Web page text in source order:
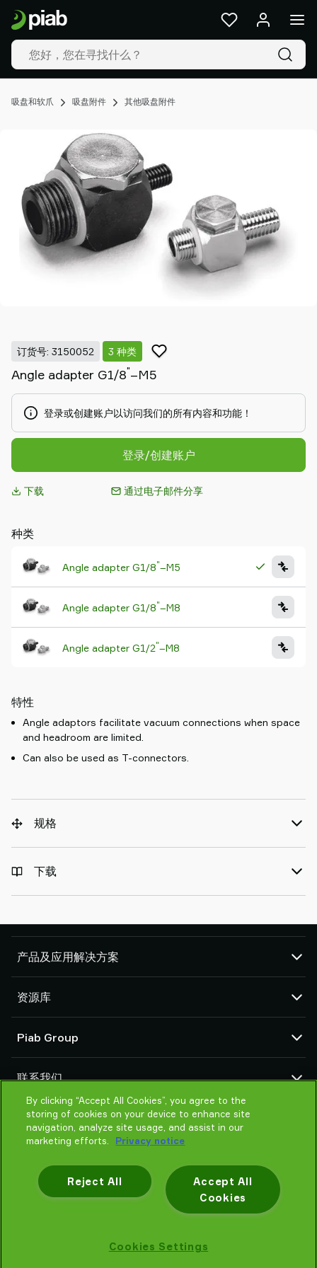
吸盘和软爪 吸盘附件 其他吸盘附件
订货号: 3150052 3 种类
Angle adapter G1/8"–M5
登录或创建账户以访问我们的所有内容和功能！
登录/创建账户
下载 通过电子邮件分享
种类
Angle adapter G1/8"–M5
Angle adapter G1/8"–M8
Angle adapter G1/2"–M8
特性
Angle adaptors facilitate vacuum connections when space
and headroom are limited.
Can also be used as T-connectors.
规格
下载
产品及应用解决方案
吸盘和软爪
机器人臂端工具 (EOAT) 部件
机器人和 Cobot 抓取解决方案
系统和解决方案配件
粉末和大颗粒物品真空输送机
资源库
产品在线配置
货物销售通用条款
隐私声明
Piab Group
组织结构
行为准则
Piab 新闻
联系我们
联系我们
找寻Piab 伙伴
常见问题
产
品
及
解
决
案
的
技
术
资
Group
联
系
我
找
作
伴
shop
By clicking “Accept All Cookies”, you agree to the
storing of cookies on your device to enhance site
navigation, analyze site usage, and assist in our
marketing efforts.
Privacy notice
Accept All
Cookies
Reject All
Cookies Settings